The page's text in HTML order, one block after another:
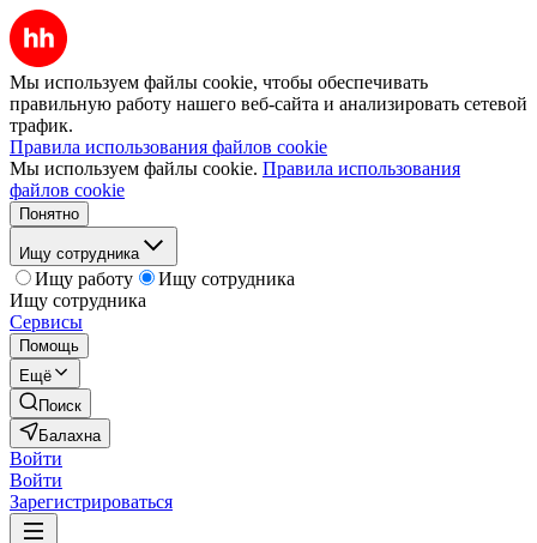
Мы используем файлы cookie, чтобы обеспечивать
правильную работу нашего веб-сайта и анализировать сетевой
трафик.
Правила использования файлов cookie
Мы используем файлы cookie. Правила использования
файлов cookie
Понятно
Ищу сотрудника
Ищу работу
Ищу сотрудника
Ищу сотрудника
Сервисы
Помощь
Ещё
Поиск
Балахна
Войти
Войти
Зарегистрироваться